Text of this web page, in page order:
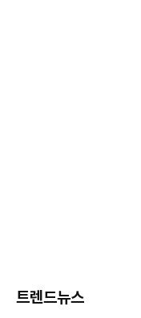
트렌드뉴스